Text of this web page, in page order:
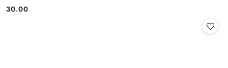
Cena:
30.00